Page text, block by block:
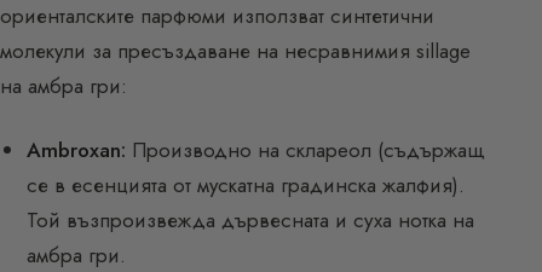
ориенталските парфюми използват синтетични
молекули за пресъздаване на несравнимия sillage
на амбра гри:
Ambroxan: Производно на скларeол (съдържащ
се в есенцията от мускатна градинска жалфия).
Той възпроизвежда дървесната и суха нотка на
амбра гри.